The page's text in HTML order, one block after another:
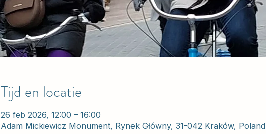
Tijd en locatie
26 feb 2026, 12:00 – 16:00
Adam Mickiewicz Monument, Rynek Główny, 31-042 Kraków, Poland